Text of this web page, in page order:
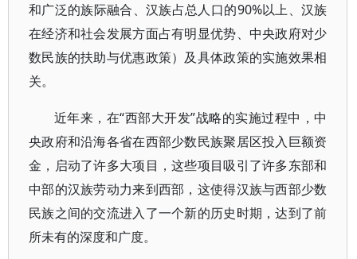
和广泛的族际融合、汉族占总人口的90%以上、汉族
在经济和社会发展方面占有明显优势、中央政府对少
数民族的扶助与优惠政策）及具体政策的实施效果相
关。
近年来，在“西部大开发”战略的实施过程中，中
央政府和沿海各省在西部少数民族聚居区投入巨额资
金，启动了许多大项目，这些项目吸引了许多东部和
中部的汉族劳动力来到西部，这使得汉族与西部少数
民族之间的交流进入了一个新的历史时期，达到了前
所未有的深度和广度。